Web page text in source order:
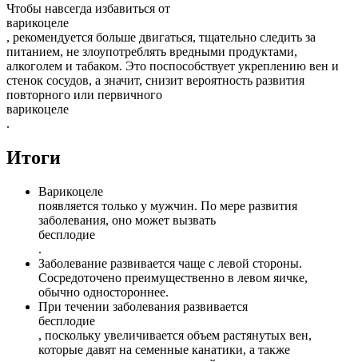
Чтобы навсегда избавиться от
варикоцеле
, рекомендуется больше двигаться, тщательно следить за
питанием, не злоупотреблять вредными продуктами,
алкоголем и табаком. Это поспособствует укреплению вен и
стенок сосудов, а значит, снизит вероятность развития
повторного или первичного
варикоцеле
.
Итоги
Варикоцеле
появляется только у мужчин. По мере развития
заболевания, оно может вызвать
бесплодие
.
Заболевание развивается чаще с левой стороны.
Сосредоточено преимущественно в левом яичке,
обычно одностороннее.
При течении заболевания развивается
бесплодие
, поскольку увеличивается объем растянутых вен,
которые давят на семенные канатики, а также